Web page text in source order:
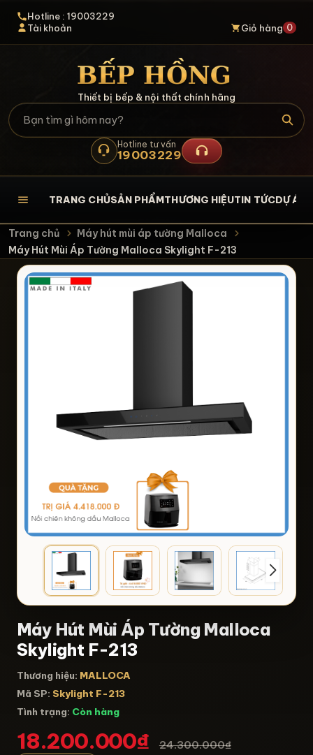
Hotline : 19003229
Tài khoản
Giỏ hàng 0
Thiết bị bếp & nội thất chính hãng
Hotline tư vấn
19003229
TRANG CHỦSẢN PHẨMTHƯƠNG HIỆUTIN TỨCDỰ ÁN
Trang chủ
Máy hút mùi áp tường Malloca
Máy Hút Mùi Áp Tường Malloca Skylight F-213
Máy Hút Mùi Áp Tường Malloca
Skylight F-213
Thương hiệu: MALLOCA
Mã SP: Skylight F-213
Tình trạng: Còn hàng
18.200.000₫ 24.300.000₫